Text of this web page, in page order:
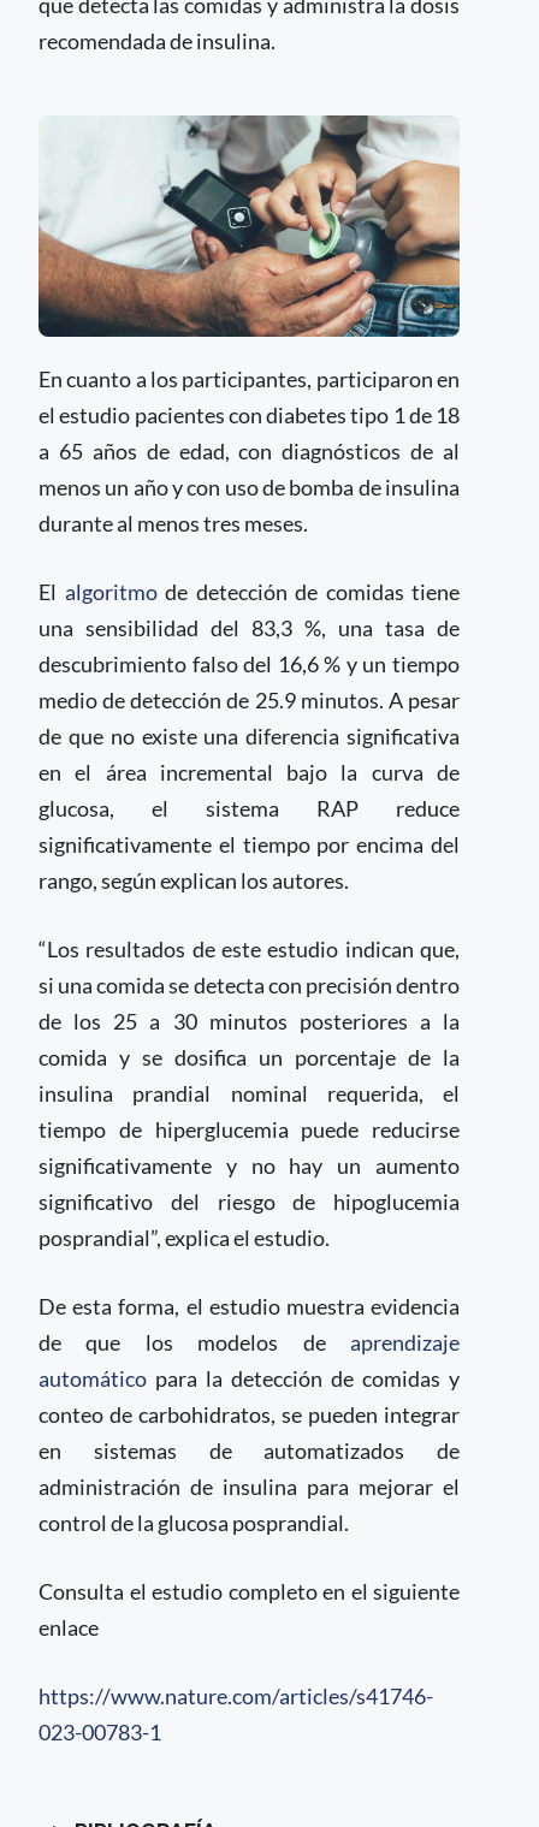
recomendada de insulina.
En cuanto a los participantes, participaron en
el estudio pacientes con diabetes tipo 1 de 18
a 65 años de edad, con diagnósticos de al
menos un año y con uso de bomba de insulina
durante al menos tres meses.
El algoritmode detección de comidas tiene
una sensibilidad del 83,3 %, una tasa de
descubrimiento falso del 16,6 % y un tiempo
medio de detección de 25.9 minutos. A pesar
de que no existe una diferencia significativa
en el área incremental bajo la curva de
glucosa, el sistema RAP reduce
significativamente el tiempo por encima del
rango, según explican los autores.
“Los resultados de este estudio indican que,
si una comida se detecta con precisión dentro
de los 25 a 30 minutos posteriores a la
comida y se dosifica un porcentaje de la
insulina prandial nominal requerida, el
tiempo de hiperglucemia puede reducirse
significativamente y no hay un aumento
significativo del riesgo de hipoglucemia
posprandial”, explica el estudio.
De esta forma, el estudio muestra evidencia
de que los modelos de aprendizaje
automático para la detección de comidas y
conteo de carbohidratos, se pueden integrar
en sistemas de automatizados de
administración de insulina para mejorar el
control de la glucosa posprandial.
Consulta el estudio completo en el siguiente
enlace
https://www.nature.com/articles/s41746-
023-00783-1